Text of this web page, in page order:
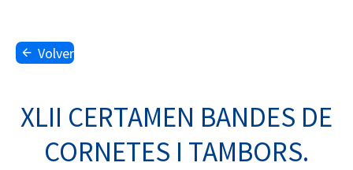
Volver
XLII CERTAMEN BANDES DE
CORNETES I TAMBORS.